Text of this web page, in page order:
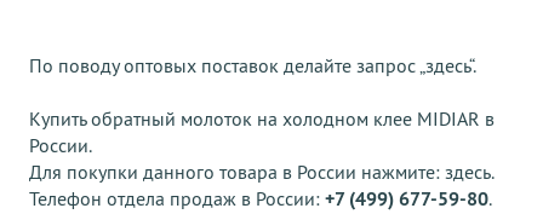
По поводу оптовых поставок делайте запрос„здесь“.
Купить обратный молоток на холодном клее MIDIAR в
России.
Для покупки данного товара в России нажмите: здесь.
Телефон отдела продаж в России: +7 (499) 677-59-80.